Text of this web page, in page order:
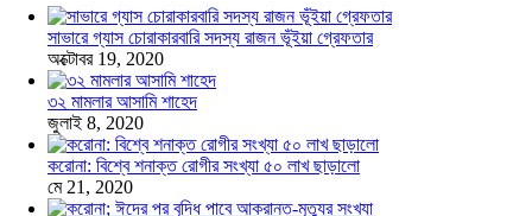
সাভারে গ্যাস চোরাকারবারি সদস্য রাজন ভূঁইয়া গ্রেফতার
অক্টোবর 19, 2020
৩২ মামলার আসামি শাহেদ
জুলাই 8, 2020
করোনা: বিশ্বে শনাক্ত রোগীর সংখ্যা ৫০ লাখ ছাড়ালো
মে 21, 2020